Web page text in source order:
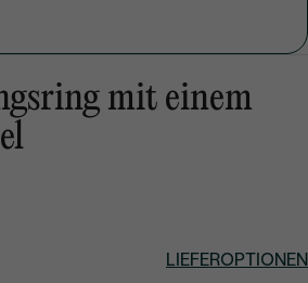
mit einem
LIEFEROPTIONEN